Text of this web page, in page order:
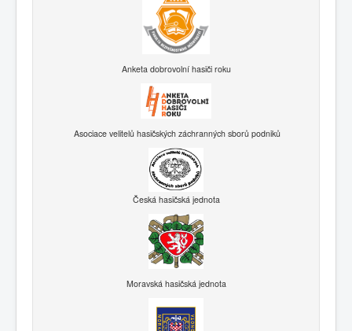
Anketa dobrovolní hasiči roku
Asociace velitelů hasičských záchranných sborů podniků
Česká hasičská jednota
Moravská hasičská jednota